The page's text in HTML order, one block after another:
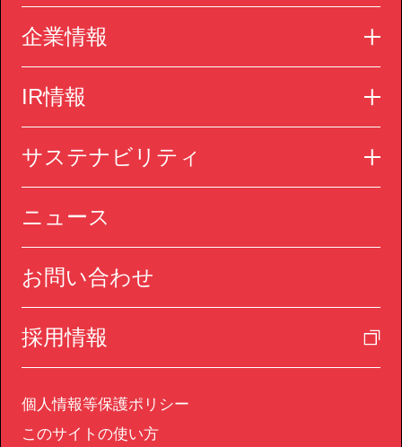
企業情報
IR情報
サステナビリティ
ニュース
お問い合わせ
採用情報
個人情報等保護ポリシー
このサイトの使い方